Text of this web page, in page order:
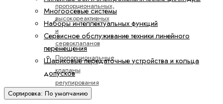
пропорциональных,
высокореактивных
и
сервоклапанов
Пропорциональные
клапаны
регулирования
давления
Многоосевые системы
Наборы интеллектуальных функций
Сервисное обслуживание техники линейного
перемещения
Шариковые передаточные устройства и кольца
допусков
Сортировка: По умолчанию